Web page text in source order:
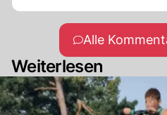
Alle
Weiterlesen